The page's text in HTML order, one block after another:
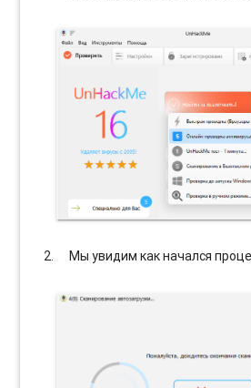
Мы увидим как начался